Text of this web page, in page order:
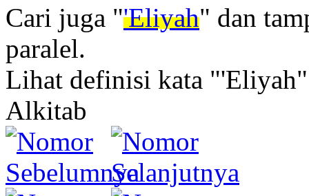
Cari juga "'Eliyah" dan
paralel.
Lihat definisi kata
Alkitab